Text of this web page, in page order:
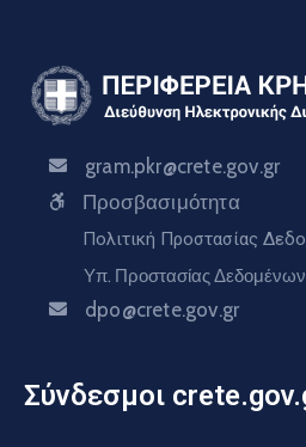
gram.pkr@crete.gov.gr
Προσβασιμότητα
Πολιτική Προστασίας
Υπ. Προστασίας
dpo@crete.gov.gr
Σύνδεσμοι